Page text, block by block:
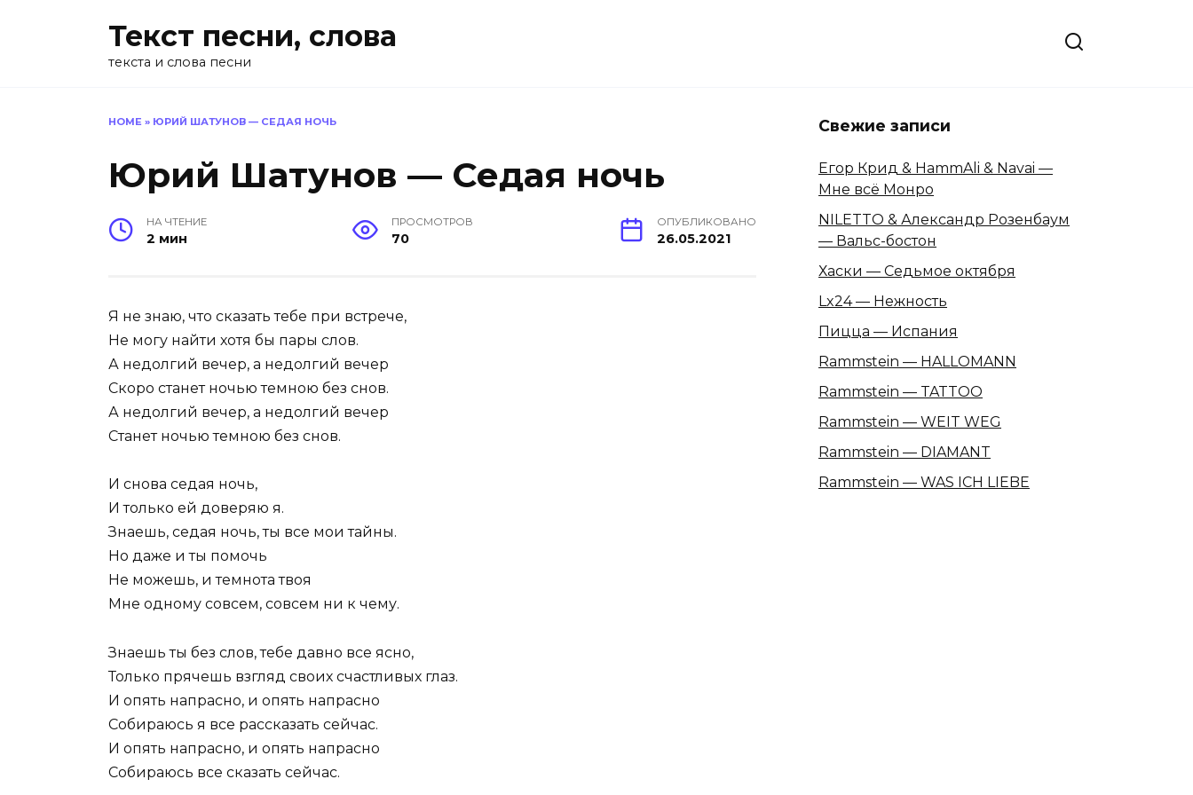
Текст песни, слова
текста и слова песни
HOME » ЮРИЙ ШАТУНОВ — СЕДАЯ НОЧЬ
Юрий Шатунов — Седая ночь
НА ЧТЕНИЕ
2 мин
ПРОСМОТРОВ
70
ОПУБЛИКОВАНО
26.05.2021
Я не знаю, что сказать тебе при встрече,
Не могу найти хотя бы пары слов.
А недолгий вечер, а недолгий вечер
Скоро станет ночью темною без снов.
А недолгий вечер, а недолгий вечер
Станет ночью темною без снов.
И снова седая ночь,
И только ей доверяю я.
Знаешь, седая ночь, ты все мои тайны.
Но даже и ты помочь
Не можешь, и темнота твоя
Мне одному совсем, совсем ни к чему.
Знаешь ты без слов, тебе давно все ясно,
Только прячешь взгляд своих счастливых глаз.
И опять напрасно, и опять напрасно
Собираюсь я все рассказать сейчас.
И опять напрасно, и опять напрасно
Собираюсь все сказать сейчас.
Свежие записи
Егор Крид & HammAli & Navai —
Мне всё Монро
NILETTO & Александр Розенбаум
— Вальс-бостон
Хаски — Седьмое октября
Lx24 — Нежность
Пицца — Испания
Rammstein — HALLOMANN
Rammstein — TATTOO
Rammstein — WEIT WEG
Rammstein — DIAMANT
Rammstein — WAS ICH LIEBE